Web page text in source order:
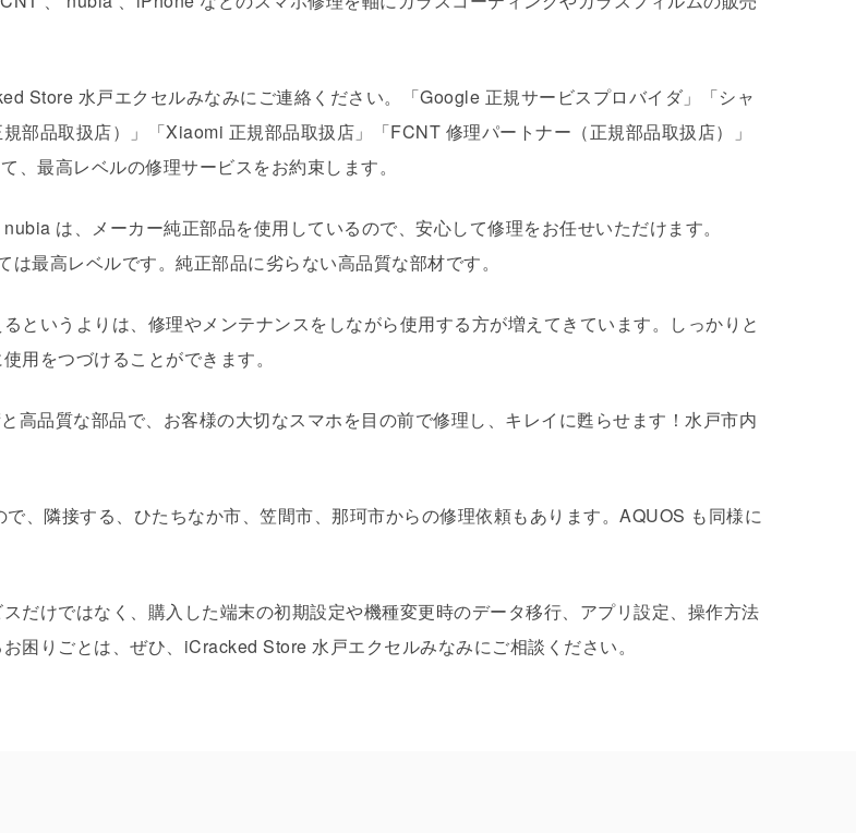
Store 水戸エクセルみなみにご連絡ください。「Google 正規サービスプロバイダ」「シャ
部品取扱店）」「Xiaomi 正規部品取扱店」「FCNT 修理パートナー（正規部品取扱店）」
、最高レベルの修理サービスをお約束します。
は、メーカー純正部品を使用しているので、安心して修理をお任せいただけます。
最高レベルです。純正部品に劣らない高品質な部材です。
というよりは、修理やメンテナンスをしながら使用する方が増えてきています。しっかりと
用をつづけることができます。
品質な部品で、お客様の大切なスマホを目の前で修理し、キレイに甦らせます！水戸市内
、隣接する、ひたちなか市、笠間市、那珂市からの修理依頼もあります。AQUOS も同様に
だけではなく、購入した端末の初期設定や機種変更時のデータ移行、アプリ設定、操作方法
困りごとは、ぜひ、iCracked Store 水戸エクセルみなみにご相談ください。